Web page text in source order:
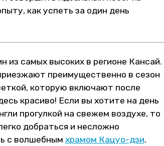
как успеть за один день
из самых высоких в регионе Кансай.
преимущественно в сезон
которую включают после
красиво! Если вы хотите на день
прогулкой на свежем воздухе, то
добраться и несложно
с волшебнымхрамом Кацуо-дзи.